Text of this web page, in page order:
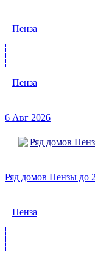
Пенза
Пенза
6 Авг 2026
Ряд домов Пензы до
Пенза